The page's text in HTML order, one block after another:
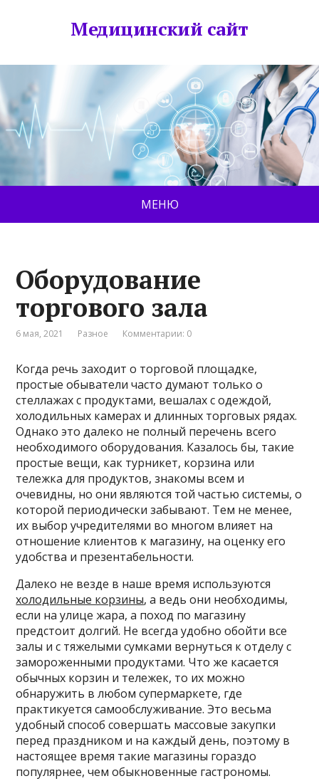
Медицинский сайт
МЕНЮ
Оборудование
торгового зала
6 мая, 2021 Разное Комментарии: 0
Когда речь заходит о торговой площадке,
простые обыватели часто думают только о
стеллажах с продуктами, вешалах с одеждой,
холодильных камерах и длинных торговых рядах.
Однако это далеко не полный перечень всего
необходимого оборудования. Казалось бы, такие
простые вещи, как турникет, корзина или
тележка для продуктов, знакомы всем и
очевидны, но они являются той частью системы, о
которой периодически забывают. Тем не менее,
их выбор учредителями во многом влияет на
отношение клиентов к магазину, на оценку его
удобства и презентабельности.
Далеко не везде в наше время используются
холодильные корзины, а ведь они необходимы,
если на улице жара, а поход по магазину
предстоит долгий. Не всегда удобно обойти все
залы и с тяжелыми сумками вернуться к отделу с
замороженными продуктами. Что же касается
обычных корзин и тележек, то их можно
обнаружить в любом супермаркете, где
практикуется самообслуживание. Это весьма
удобный способ совершать массовые закупки
перед праздником и на каждый день, поэтому в
настоящее время такие магазины гораздо
популярнее, чем обыкновенные гастрономы.